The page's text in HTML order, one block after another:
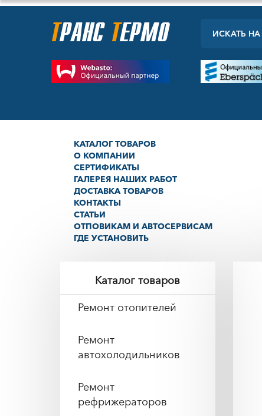
КАТАЛОГ ТОВАРОВ
О КОМПАНИИ
СЕРТИФИКАТЫ
ГАЛЕРЕЯ НАШИХ РАБОТ
ДОСТАВКА ТОВАРОВ
КОНТАКТЫ
СТАТЬИ
ОТПОВИКАМ И АВТОСЕРВИСАМ
ГДЕ УСТАНОВИТЬ
Каталог товаров
Ремонт отопителей
Ремонт
автохолодильников
Ремонт
рефрижераторов